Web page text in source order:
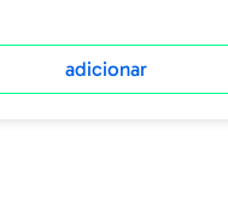
adicionar